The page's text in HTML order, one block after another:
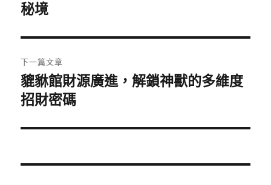
導
覽
一
文
章:
秘境
下一篇文章
下
一
文
貔貅館財源廣進，解鎖神獸的多維度
招財密碼